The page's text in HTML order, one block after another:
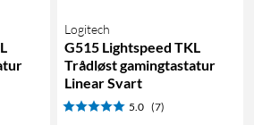
Logitech
G515 Lightspeed TKL
Trådløst gamingtastatur
Linear Svart
5.0 (7)